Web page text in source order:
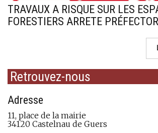
TRAVAUX A RISQUE SUR LES
FORESTIERS ARRETE
Retrouvez-nous
Adresse
11, place de la mairie
34120 Castelnau de Guers